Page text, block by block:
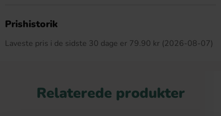
Prishistorik
Laveste pris i de sidste 30 dage er 79.90 kr (2026-08-07)
Relaterede produkter